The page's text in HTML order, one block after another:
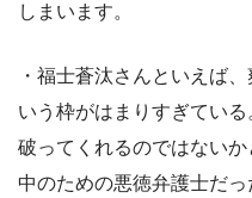
しまいます。
・福士蒼汰さんといえば
いう枠がはまりすぎてい
破ってくれるのではない
中のための悪徳弁護士だ